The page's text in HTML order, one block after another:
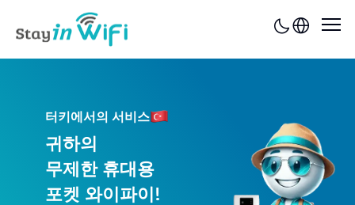
터키에서의 서비스
귀하의
무제한 휴대용
포켓 와이파이!